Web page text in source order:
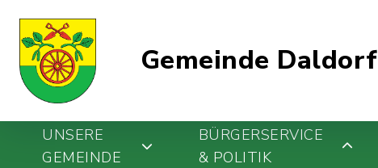
Gemeinde Daldorf
UNSERE
GEMEINDE
BÜRGERSERVICE
& POLITIK